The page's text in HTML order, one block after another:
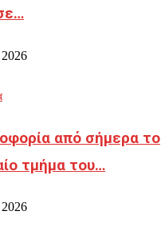
2026
από σήμερα το
τμήμα του…
2026